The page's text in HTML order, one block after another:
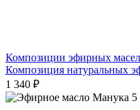
Композиции эфирных масел
Композиция натуральных
1 340 ₽